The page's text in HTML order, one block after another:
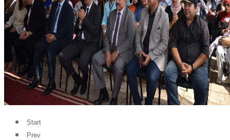
Start
Prev